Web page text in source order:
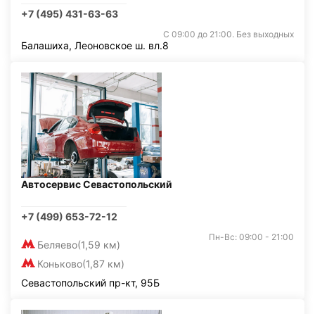
+7 (495) 431-63-63
С 09:00 до 21:00. Без выходных
Балашиха, Леоновское ш. вл.8
Автосервис Севастопольский
+7 (499) 653-72-12
Беляево(1,59 км)
Коньково(1,87 км)
Пн-Вс: 09:00 - 21:00
Севастопольский пр-кт, 95Б